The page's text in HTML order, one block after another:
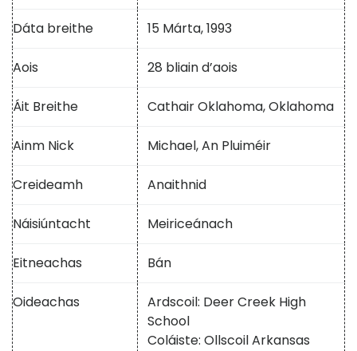
Dáta breithe 15 Márta, 1993
Aois 28 bliain d’aois
Áit Breithe Cathair Oklahoma, Oklahoma
Ainm Nick Michael, An Pluiméir
Creideamh Anaithnid
Náisiúntacht Meiriceánach
Eitneachas Bán
Oideachas
Ardscoil: Deer Creek High
School
Coláiste: Ollscoil Arkansas